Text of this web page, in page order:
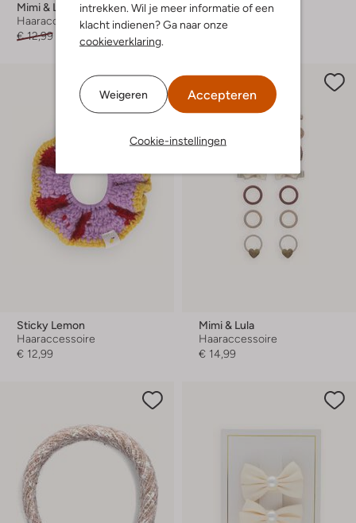
intrekken. Wil je meer informatie of een
klacht indienen? Ga naar onze
cookieverklaring.
Weigeren Accepteren
Cookie-instellingen
Mimi & Lula
Haaraccessoire
€ 12,99
€ 9,99
Mimi & Lula
Haaraccessoire
Sticky Lemon
Haaraccessoire
€ 12,99
Mimi & Lula
Haaraccessoire
€ 14,99